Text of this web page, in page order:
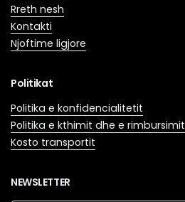
Rreth nesh
Kontakti
Njoftime ligjore
Politikat
Politika e konfidencialitetit
Politika e kthimit dhe e rimbursimit
Kosto transportit
NEWSLETTER